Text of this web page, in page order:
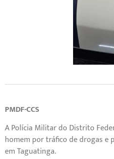
PMDF-CCS
A Polícia Militar do Distrito
homem por tráfico de drogas e
em Taguatinga.